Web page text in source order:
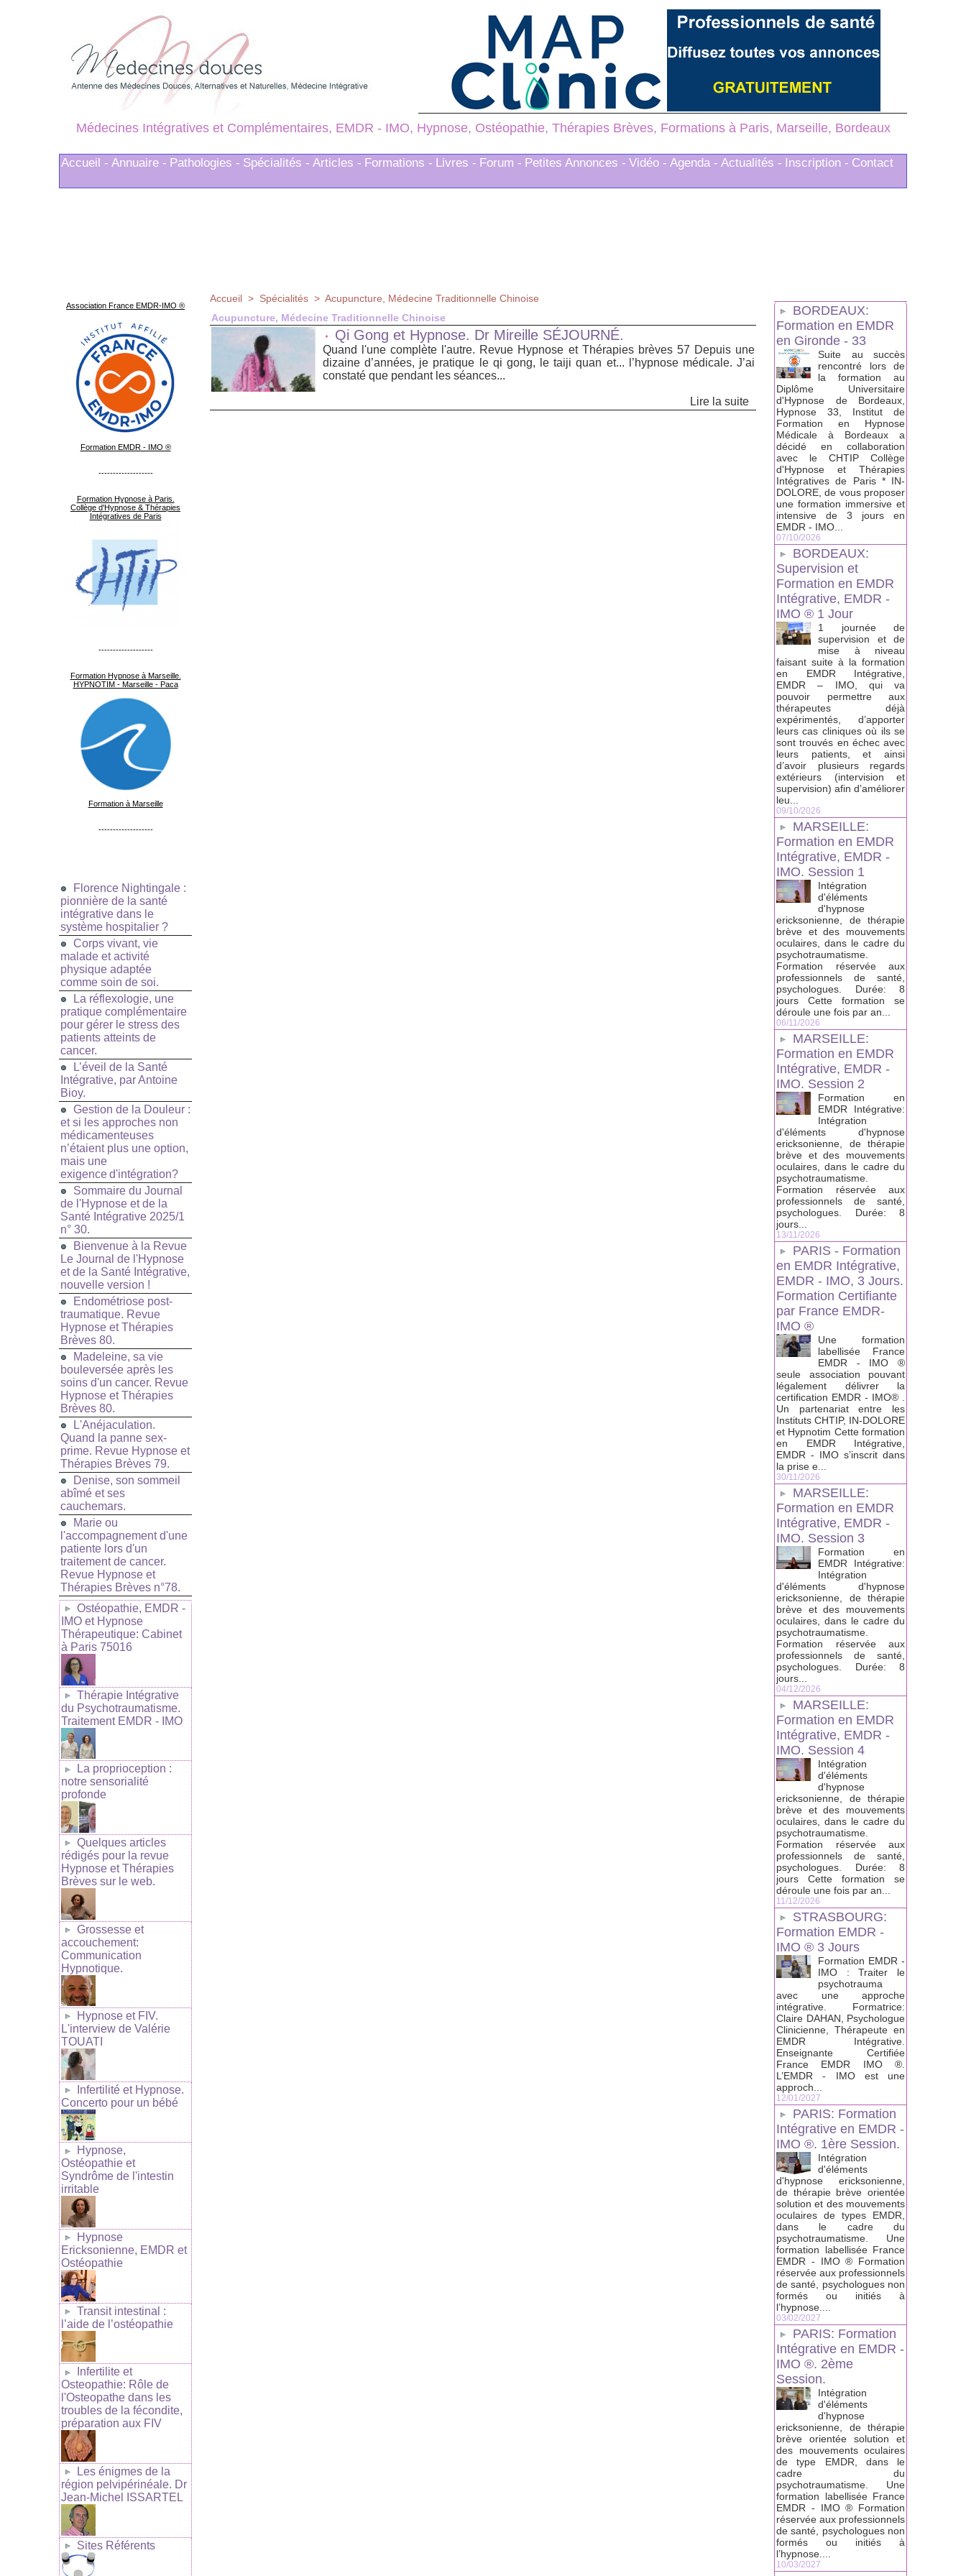
Médecines Intégratives et Complémentaires, EMDR - IMO, Hypnose, Ostéopathie, Thérapies Brèves, Formations à Paris, Marseille, Bordeaux
Accueil - Annuaire - Pathologies - Spécialités - Articles - Formations - Livres - Forum - Petites Annonces - Vidéo - Agenda - Actualités - Inscription - Contact
Association France EMDR-IMO ®
Formation EMDR - IMO ®
-------------------
Formation Hypnose à Paris.
Collège d'Hypnose & Thérapies
Intégratives de Paris
-------------------
Formation Hypnose à Marseille.
HYPNOTIM - Marseille - Paca
Formation à Marseille
-------------------
Florence Nightingale :
pionnière de la santé
intégrative dans le
système hospitalier ?
Corps vivant, vie
malade et activité
physique adaptée
comme soin de soi.
La réflexologie, une
pratique complémentaire
pour gérer le stress des
patients atteints de
cancer.
L’éveil de la Santé
Intégrative, par Antoine
Bioy.
Gestion de la Douleur :
et si les approches non
médicamenteuses
n’étaient plus une option,
mais une
exigence d'intégration?
Sommaire du Journal
de l'Hypnose et de la
Santé Intégrative 2025/1
n° 30.
Bienvenue à la Revue
Le Journal de l'Hypnose
et de la Santé Intégrative,
nouvelle version !
Endométriose post-
traumatique. Revue
Hypnose et Thérapies
Brèves 80.
Madeleine, sa vie
bouleversée après les
soins d'un cancer. Revue
Hypnose et Thérapies
Brèves 80.
L'Anéjaculation.
Quand la panne sex-
prime. Revue Hypnose et
Thérapies Brèves 79.
Denise, son sommeil
abîmé et ses
cauchemars.
Marie ou
l'accompagnement d'une
patiente lors d'un
traitement de cancer.
Revue Hypnose et
Thérapies Brèves n°78.
Ostéopathie, EMDR -
IMO et Hypnose
Thérapeutique: Cabinet
à Paris 75016
Thérapie Intégrative
du Psychotraumatisme.
Traitement EMDR - IMO
La proprioception :
notre sensorialité
profonde
Quelques articles
rédigés pour la revue
Hypnose et Thérapies
Brèves sur le web.
Grossesse et
accouchement:
Communication
Hypnotique.
Hypnose et FIV.
L'interview de Valérie
TOUATI
Infertilité et Hypnose.
Concerto pour un bébé
Hypnose,
Ostéopathie et
Syndrôme de l'intestin
irritable
Hypnose
Ericksonienne, EMDR et
Ostéopathie
Transit intestinal :
l’aide de l’ostéopathie
Infertilite et
Osteopathie: Rôle de
l'Osteopathe dans les
troubles de la fécondite,
préparation aux FIV
Les énigmes de la
région pelvipérinéale. Dr
Jean-Michel ISSARTEL
Sites Référents
Accueil > Spécialités > Acupuncture, Médecine Traditionnelle Chinoise
Acupuncture, Médecine Traditionnelle Chinoise
Qi Gong et Hypnose. Dr Mireille SÉJOURNÉ.
Quand l'une complète l'autre. Revue Hypnose et Thérapies brèves 57 Depuis une
dizaine d’années, je pratique le qi gong, le taiji quan et... l’hypnose médicale. J’ai
constaté que pendant les séances...
Lire la suite
BORDEAUX:
Formation en EMDR
en Gironde - 33
Suite au succès
rencontré lors de
la formation au
Diplôme Universitaire
d'Hypnose de Bordeaux,
Hypnose 33, Institut de
Formation en Hypnose
Médicale à Bordeaux a
décidé en collaboration
avec le CHTIP Collège
d'Hypnose et Thérapies
Intégratives de Paris * IN-
DOLORE, de vous proposer
une formation immersive et
intensive de 3 jours en
EMDR - IMO...
07/10/2026
BORDEAUX:
Supervision et
Formation en EMDR
Intégrative, EMDR -
IMO ® 1 Jour
1 journée de
supervision et de
mise à niveau
faisant suite à la formation
en EMDR Intégrative,
EMDR – IMO, qui va
pouvoir permettre aux
thérapeutes déjà
expérimentés, d’apporter
leurs cas cliniques où ils se
sont trouvés en échec avec
leurs patients, et ainsi
d’avoir plusieurs regards
extérieurs (intervision et
supervision) afin d’améliorer
leu...
09/10/2026
MARSEILLE:
Formation en EMDR
Intégrative, EMDR -
IMO. Session 1
Intégration
d'éléments
d'hypnose
ericksonienne, de thérapie
brève et des mouvements
oculaires, dans le cadre du
psychotraumatisme.
Formation réservée aux
professionnels de santé,
psychologues. Durée: 8
jours Cette formation se
déroule une fois par an...
06/11/2026
MARSEILLE:
Formation en EMDR
Intégrative, EMDR -
IMO. Session 2
Formation en
EMDR Intégrative:
Intégration
d'éléments d'hypnose
ericksonienne, de thérapie
brève et des mouvements
oculaires, dans le cadre du
psychotraumatisme.
Formation réservée aux
professionnels de santé,
psychologues. Durée: 8
jours...
13/11/2026
PARIS - Formation
en EMDR Intégrative,
EMDR - IMO, 3 Jours.
Formation Certifiante
par France EMDR-
IMO ®
Une formation
labellisée France
EMDR - IMO ®
seule association pouvant
légalement délivrer la
certification EMDR - IMO® .
Un partenariat entre les
Instituts CHTIP, IN-DOLORE
et Hypnotim Cette formation
en EMDR Intégrative,
EMDR - IMO s’inscrit dans
la prise e...
30/11/2026
MARSEILLE:
Formation en EMDR
Intégrative, EMDR -
IMO. Session 3
Formation en
EMDR Intégrative:
Intégration
d'éléments d'hypnose
ericksonienne, de thérapie
brève et des mouvements
oculaires, dans le cadre du
psychotraumatisme.
Formation réservée aux
professionnels de santé,
psychologues. Durée: 8
jours...
04/12/2026
MARSEILLE:
Formation en EMDR
Intégrative, EMDR -
IMO. Session 4
Intégration
d'éléments
d'hypnose
ericksonienne, de thérapie
brève et des mouvements
oculaires, dans le cadre du
psychotraumatisme.
Formation réservée aux
professionnels de santé,
psychologues. Durée: 8
jours Cette formation se
déroule une fois par an...
11/12/2026
STRASBOURG:
Formation EMDR -
IMO ® 3 Jours
Formation EMDR -
IMO : Traiter le
psychotrauma
avec une approche
intégrative. Formatrice:
Claire DAHAN, Psychologue
Clinicienne, Thérapeute en
EMDR Intégrative.
Enseignante Certifiée
France EMDR IMO ®.
L’EMDR - IMO est une
approch...
12/01/2027
PARIS: Formation
Intégrative en EMDR -
IMO ®. 1ère Session.
Intégration
d'éléments
d'hypnose ericksonienne,
de thérapie brève orientée
solution et des mouvements
oculaires de types EMDR,
dans le cadre du
psychotraumatisme. Une
formation labellisée France
EMDR - IMO ® Formation
réservée aux professionnels
de santé, psychologues non
formés ou initiés à
l’hypnose....
03/02/2027
PARIS: Formation
Intégrative en EMDR -
IMO ®. 2ème
Session.
Intégration
d'éléments
d'hypnose
ericksonienne, de thérapie
brève orientée solution et
des mouvements oculaires
de type EMDR, dans le
cadre du
psychotraumatisme. Une
formation labellisée France
EMDR - IMO ® Formation
réservée aux professionnels
de santé, psychologues non
formés ou initiés à
l’hypnose....
10/03/2027